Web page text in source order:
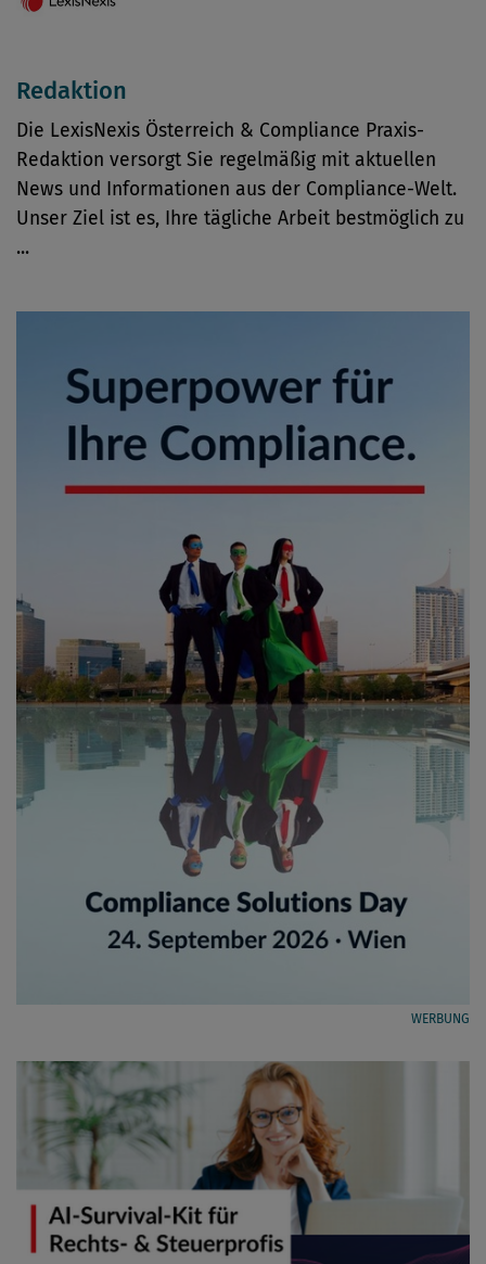
Redaktion
Die LexisNexis Österreich & Compliance Praxis-
Redaktion versorgt Sie regelmäßig mit aktuellen
News und Informationen aus der Compliance-Welt.
Unser Ziel ist es, Ihre tägliche Arbeit bestmöglich zu
...
WERBUNG